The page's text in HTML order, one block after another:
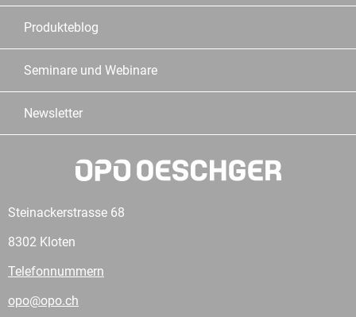
Produkteblog
Seminare und Webinare
Newsletter
Steinackerstrasse 68
8302 Kloten
Telefonnummern
opo@opo.ch